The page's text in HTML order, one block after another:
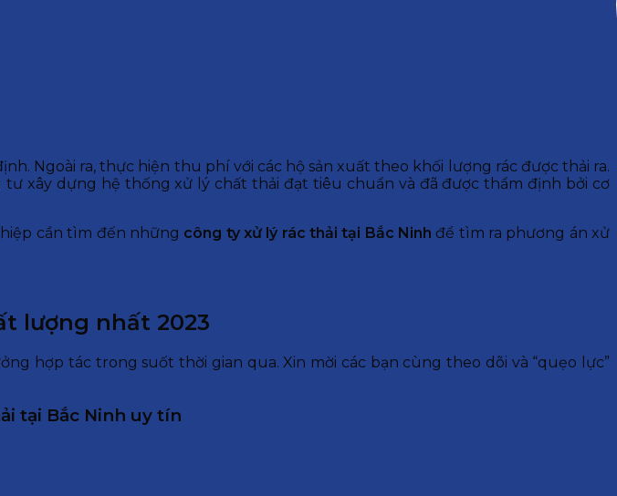
Ngoài ra, thực hiện thu phí với các hộ sản xuất theo khối lượng rác được thải ra.
xây dựng hệ thống xử lý chất thải đạt tiêu chuẩn và đã được thẩm định bởi cơ
cần tìm đến những công ty xử lý rác thải tại Bắc Ninh để tìm ra phương án xử
lượng nhất 2023
hợp tác trong suốt thời gian qua. Xin mời các bạn cùng theo dõi và “quẹo lực”
tại Bắc Ninh uy tín